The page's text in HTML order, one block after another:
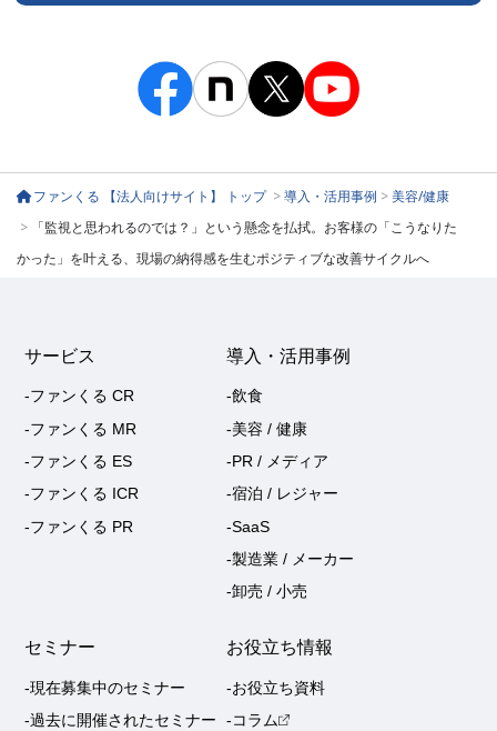
ファンくる 【法人向けサイト】 トップ >導入・活用事例 >美容/健康
> 「監視と思われるのでは？」という懸念を払拭。お客様の「こうなりた
かった」を叶える、現場の納得感を生むポジティブな改善サイクルへ
サービス
-ファンくる CR
-ファンくる MR
-ファンくる ES
-ファンくる ICR
-ファンくる PR
導入・活用事例
-飲食
-美容 / 健康
-PR / メディア
-宿泊 / レジャー
-SaaS
-製造業 / メーカー
-卸売 / 小売
セミナー
-現在募集中のセミナー
-過去に開催されたセミナー
お役立ち情報
-お役立ち資料
-コラム